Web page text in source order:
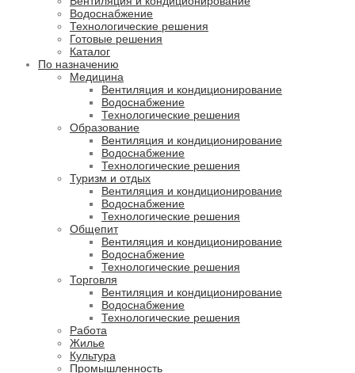
Водоснабжение
Технологические решения
Готовые решения
Каталог
По назначению
Медицина
Вентиляция и кондиционирование
Водоснабжение
Технологические решения
Образование
Вентиляция и кондиционирование
Водоснабжение
Технологические решения
Туризм и отдых
Вентиляция и кондиционирование
Водоснабжение
Технологические решения
Общепит
Вентиляция и кондиционирование
Водоснабжение
Технологические решения
Торговля
Вентиляция и кондиционирование
Водоснабжение
Технологические решения
Работа
Жилье
Культура
Промышленность